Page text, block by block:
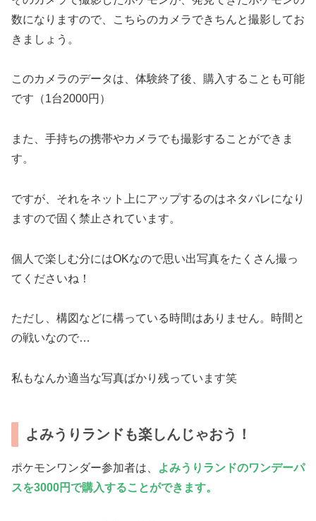
数になりますので、こちらのカメラできちんと撮影してお
きましょう。
このカメラのデータは、体験終了後、購入することも可能
です（1台2000円）
また、手持ちの携帯やカメラでも撮影することができま
す。
ですが、それをネット上にアップするのはネタバレになり
ますので固く禁止されています。
個人で楽しむ分にはOKなので思い出写真をたくさん撮っ
てくださいね！
ただし、構図などに構っている時間はありません。時間と
の戦いなので…
私もなんか適当な写真ばかり残っています笑
よみうりランドも楽しんじゃおう！
ポケモンワンダー参加者は、
よみうりランドのワンデーパ
スを3000円で購入することができます。